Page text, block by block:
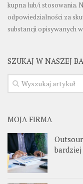
kupna lub/i stosowania.
odpowiedzialności za
substancji opisywanych
SZUKAJ W NASZEJ
MOJA FIRMA
bardziej